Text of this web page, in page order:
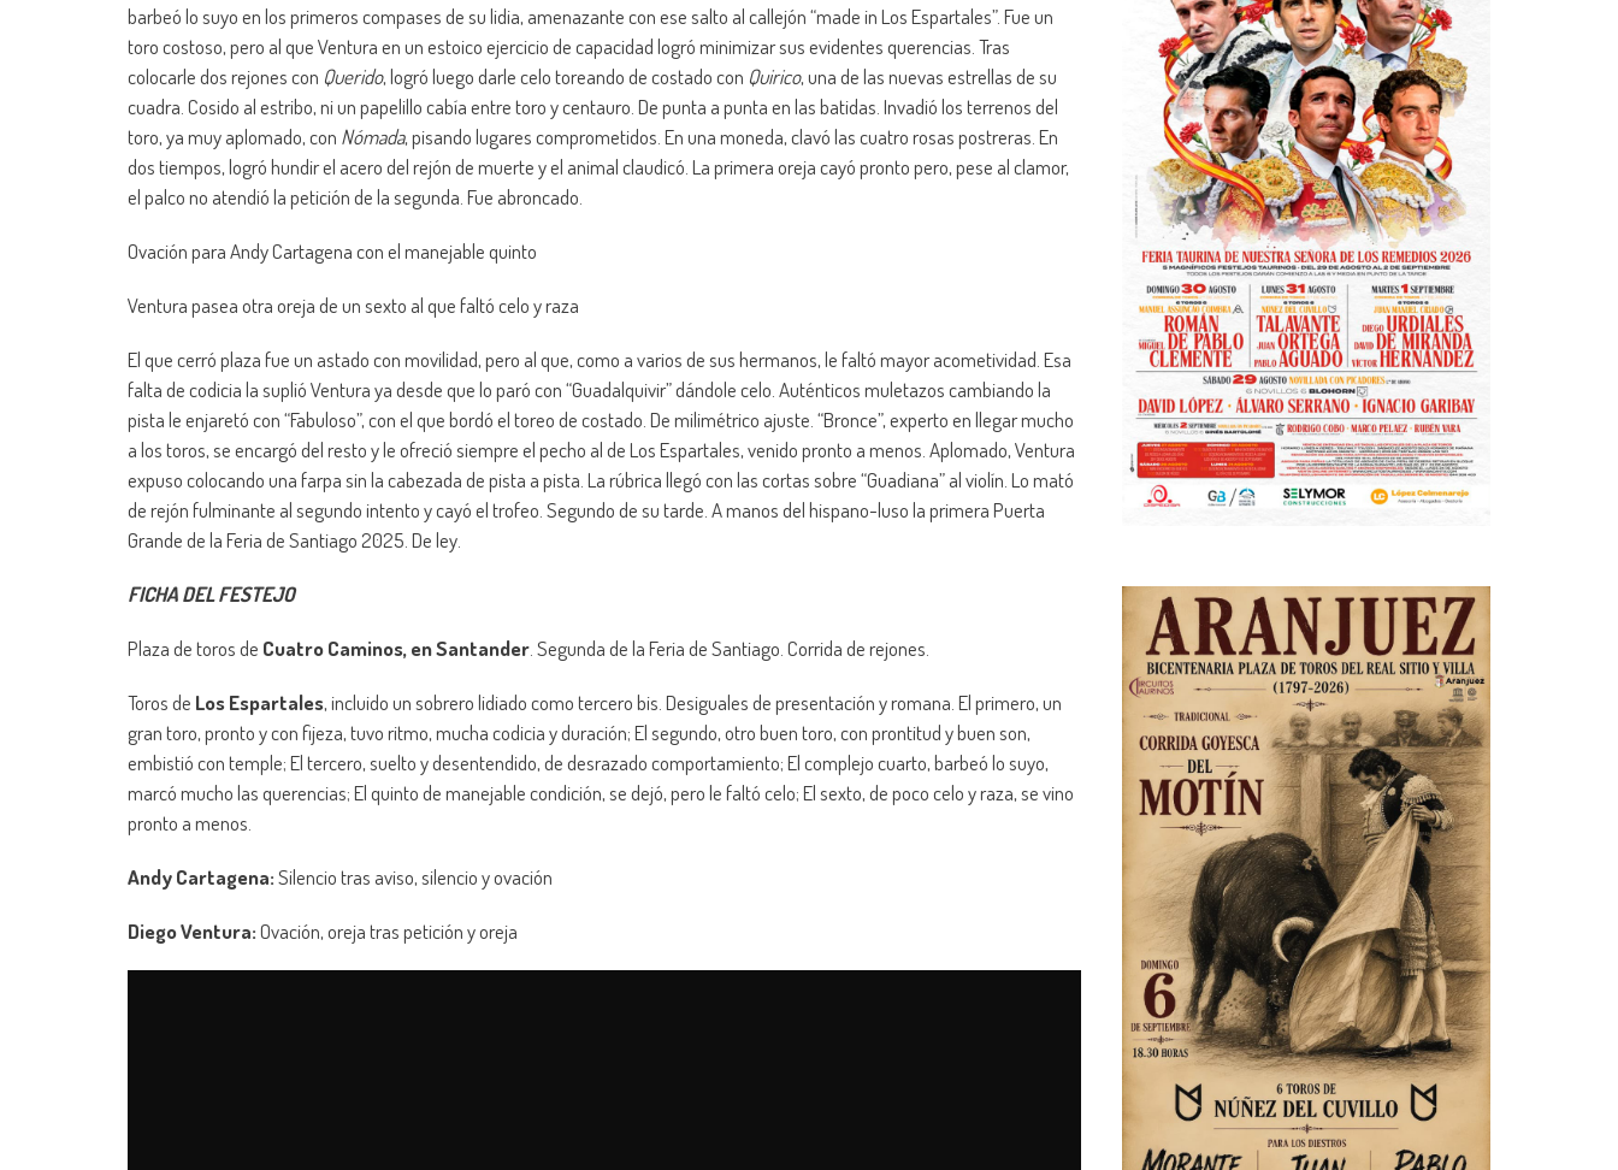
barbeó lo suyo en los primeros compases de su lidia, amenazante con ese salto al callejón “made in Los Espartales”. Fue un
toro costoso, pero al que Ventura en un estoico ejercicio de capacidad logró minimizar sus evidentes querencias. Tras
colocarle dos rejones con Querido, logró luego darle celo toreando de costado con Quirico, una de las nuevas estrellas de su
cuadra. Cosido al estribo, ni un papelillo cabía entre toro y centauro. De punta a punta en las batidas. Invadió los terrenos del
toro, ya muy aplomado, con Nómada, pisando lugares comprometidos. En una moneda, clavó las cuatro rosas postreras. En
dos tiempos, logró hundir el acero del rejón de muerte y el animal claudicó. La primera oreja cayó pronto pero, pese al clamor,
el palco no atendió la petición de la segunda. Fue abroncado.
Ovación para Andy Cartagena con el manejable quinto
Ventura pasea otra oreja de un sexto al que faltó celo y raza
El que cerró plaza fue un astado con movilidad, pero al que, como a varios de sus hermanos, le faltó mayor acometividad. Esa
falta de codicia la suplió Ventura ya desde que lo paró con “Guadalquivir” dándole celo. Auténticos muletazos cambiando la
pista le enjaretó con “Fabuloso”, con el que bordó el toreo de costado. De milimétrico ajuste. “Bronce”, experto en llegar mucho
a los toros, se encargó del resto y le ofreció siempre el pecho al de Los Espartales, venido pronto a menos. Aplomado, Ventura
expuso colocando una farpa sin la cabezada de pista a pista. La rúbrica llegó con las cortas sobre “Guadiana” al violín. Lo mató
de rejón fulminante al segundo intento y cayó el trofeo. Segundo de su tarde. A manos del hispano-luso la primera Puerta
Grande de la Feria de Santiago 2025. De ley.
FICHA DEL FESTEJO
Plaza de toros de Cuatro Caminos, en Santander . Segunda de la Feria de Santiago. Corrida de rejones.
Toros de Los Espartales, incluido un sobrero lidiado como tercero bis. Desiguales de presentación y romana. El primero, un
gran toro, pronto y con fijeza, tuvo ritmo, mucha codicia y duración; El segundo, otro buen toro, con prontitud y buen son,
embistió con temple; El tercero, suelto y desentendido, de desrazado comportamiento; El complejo cuarto, barbeó lo suyo,
marcó mucho las querencias; El quinto de manejable condición, se dejó, pero le faltó celo; El sexto, de poco celo y raza, se vino
pronto a menos.
Andy Cartagena:Silencio tras aviso, silencio y ovación
Diego Ventura:Ovación, oreja tras petición y oreja